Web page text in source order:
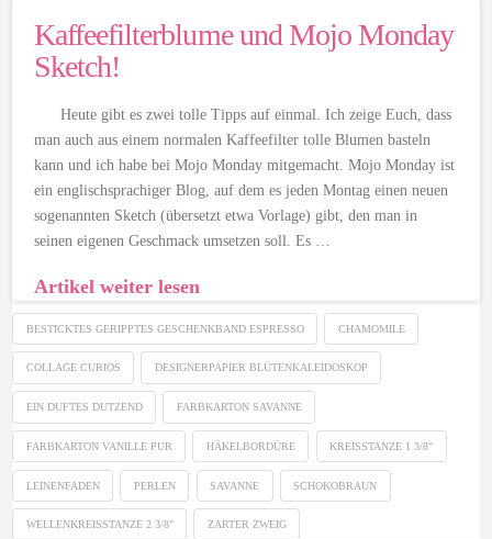
Kaffeefilterblume und Mojo Monday
Sketch!
Heute gibt es zwei tolle Tipps auf einmal. Ich zeige Euch, dass
man auch aus einem normalen Kaffeefilter tolle Blumen basteln
kann und ich habe bei Mojo Monday mitgemacht. Mojo Monday ist
ein englischsprachiger Blog, auf dem es jeden Montag einen neuen
sogenannten Sketch (übersetzt etwa Vorlage) gibt, den man in
seinen eigenen Geschmack umsetzen soll. Es …
Artikel weiter lesen
BESTICKTES GERIPPTES GESCHENKBAND ESPRESSO CHAMOMILE
COLLAGE CURIOS DESIGNERPAPIER BLÜTENKALEIDOSKOP
EIN DUFTES DUTZEND FARBKARTON SAVANNE
FARBKARTON VANILLE PUR HÄKELBORDÜRE KREISSTANZE 1 3/8"
LEINENFADEN PERLEN SAVANNE SCHOKOBRAUN
WELLENKREISSTANZE 2 3/8" ZARTER ZWEIG